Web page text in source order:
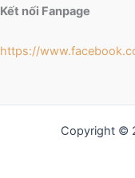
Kết nối Fanpage
https://
Copyright ©